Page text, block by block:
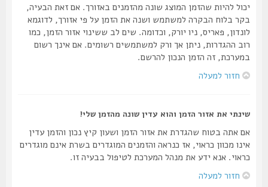
יכול להיות שהזמן המוצג שונה מהזמנים באזורך. אם זאת הבעיה,
בקר בלוח הבקרה למשתמש ושנה את הזמן על פי אזורך, לדוגמא
לונדון, פאריס, ניו יורק, וכדומה. שים לב ששינוי אזור הזמן, כמו
רוב ההגדרות, ניתן אך ורק למשתמשים רשומים. אם אינך רשום
במערכת, זה הזמן הנכון להרשם.
חזור למעלה
שינתי את אזור הזמן והוא עדין שונה מהזמן שלי!
אם אתה בטוח שהגדרת את אזור הזמן ושעון קיץ נכון והזמן עדין
אינו מכוון כראוי, אז כנראה והזמנים המוגדרים בשרת אינם מוגדרים
כראוי. אנא ידע את מנהל המערכת לטיפול בבעיה זו.
חזור למעלה